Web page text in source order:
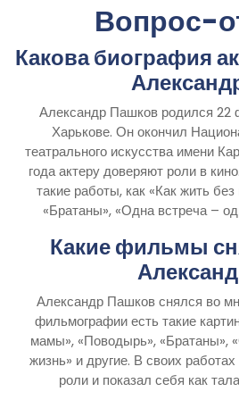
Вопрос-
Какова биография
Александр Пашков родился 22
Харькове. Он окончил
театрального искусства имени
года актеру доверяют роли в
такие работы, как «Как жить
«Братаны», «Одна встреча –
Какие фильмы
Александр Пашков снялся во
фильмографии есть такие
мамы», «Поводырь», «Братаны»,
жизнь» и другие. В своих
роли и показал себя как